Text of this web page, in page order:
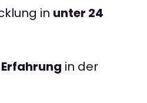
in unter 24
in der